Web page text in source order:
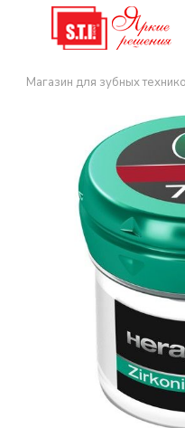
Магазин для зубных